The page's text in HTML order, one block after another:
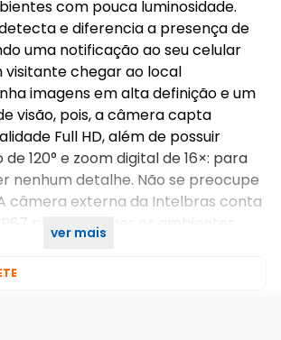
com pouca luminosidade.
e diferencia a presença de
uma notificação ao seu celular
visitante chegar ao local
imagens em alta definição e um
visão, pois, a câmera capta
Full HD, além de possuir
120° e zoom digital de 16×: para
nenhum detalhe. Não se preocupe
câmera externa da Intelbras conta
para proteger os ambientes
ver mais